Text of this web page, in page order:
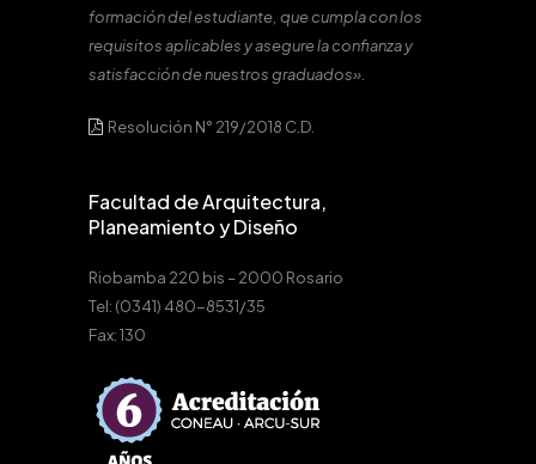
formación del estudiante, que cumpla con los
requisitos aplicables y asegure la confianza y
satisfacción de nuestros graduados».
Resolución N° 219/2018 C.D.
Facultad de Arquitectura,
Planeamiento y Diseño
Riobamba 220 bis – 2000 Rosario
Tel: (0341) 480-8531/35
Fax: 130